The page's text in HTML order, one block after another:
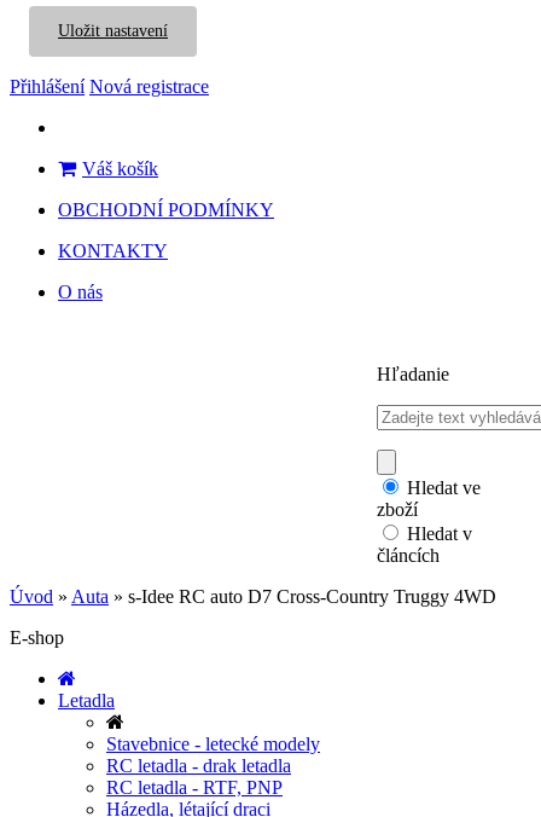
Uložit nastavení
Přihlášení Nová registrace
Váš košík
OBCHODNÍ PODMÍNKY
KONTAKTY
O nás
Hľadanie
Hledat ve
zboží
Hledat v
článcích
Úvod » Auta » s-Idee RC auto D7 Cross-Country Truggy 4WD
E-shop
Letadla
Stavebnice - letecké modely
RC letadla - drak letadla
RC letadla - RTF, PNP
Házedla, létající draci